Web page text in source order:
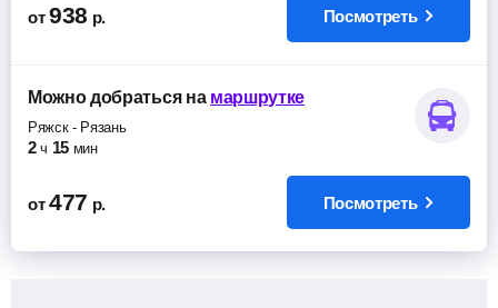
от 938 р. Посмотреть
Можно добратьсяна маршрутке
Ряжск- Рязань
2 ч 15 мин
от 477 р. Посмотреть